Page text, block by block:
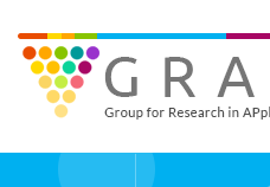
main
content